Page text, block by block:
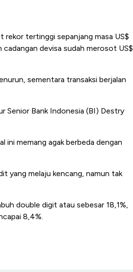
rekor tertinggi sepanjang masa US$
cadangan devisa sudah merosot US$
sementara transaksi berjalan
Senior Bank Indonesia (BI) Destry
ini memang agak berbeda dengan
yang melaju kencang, namun tak
double digit atau sebesar 18,1%,
8,4%.